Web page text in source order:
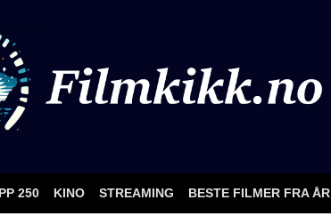
250 KINO STREAMING BESTE FILMER FRA ÅR